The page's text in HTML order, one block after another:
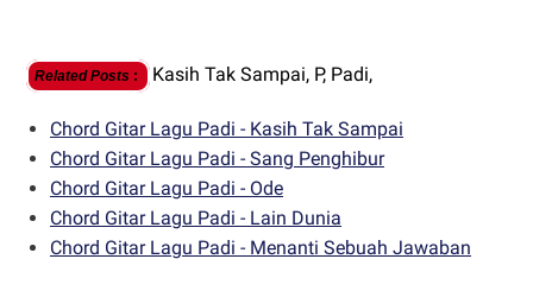
Related Posts : Kasih Tak Sampai, P, Padi,
Chord Gitar Lagu Padi - Kasih Tak Sampai
Chord Gitar Lagu Padi - Sang Penghibur
Chord Gitar Lagu Padi - Ode
Chord Gitar Lagu Padi - Lain Dunia
Chord Gitar Lagu Padi - Menanti Sebuah Jawaban